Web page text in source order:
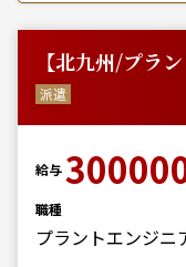
【北九州/プラ
派遣
給与
職種
プラントエンジニ